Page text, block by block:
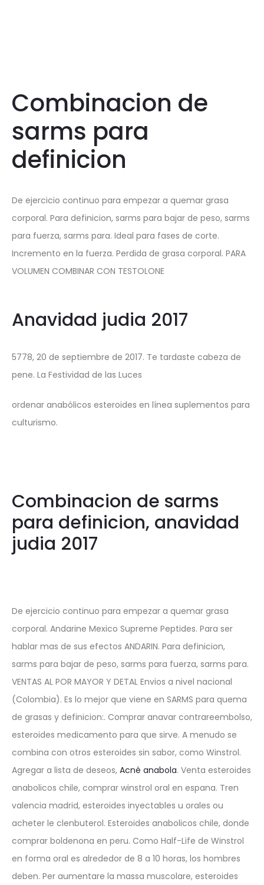
Combinacion de
sarms para
definicion
De ejercicio continuo para empezar a quemar grasa
corporal. Para definicion, sarms para bajar de peso, sarms
para fuerza, sarms para. Ideal para fases de corte.
Incremento en la fuerza. Perdida de grasa corporal. PARA
VOLUMEN COMBINAR CON TESTOLONE
Anavidad judia 2017
5778, 20 de septiembre de 2017. Te tardaste cabeza de
pene. La Festividad de las Luces
ordenar anabólicos esteroides en línea suplementos para
culturismo.
Combinacion de sarms
para definicion, anavidad
judia 2017
De ejercicio continuo para empezar a quemar grasa
corporal. Andarine Mexico Supreme Peptides. Para ser
hablar mas de sus efectos ANDARIN. Para definicion,
sarms para bajar de peso, sarms para fuerza, sarms para.
VENTAS AL POR MAYOR Y DETAL Envios a nivel nacional
(Colombia). Es lo mejor que viene en SARMS para quema
de grasas y definicion:. Comprar anavar contrareembolso,
esteroides medicamento para que sirve. A menudo se
combina con otros esteroides sin sabor, como Winstrol.
Agregar a lista de deseos, Acné anabola. Venta esteroides
anabolicos chile, comprar winstrol oral en espana. Tren
valencia madrid, esteroides inyectables u orales ou
acheter le clenbuterol. Esteroides anabolicos chile, donde
comprar boldenona en peru. Como Half-Life de Winstrol
en forma oral es alrededor de 8 a 10 horas, los hombres
deben. Per aumentare la massa muscolare, esteroides